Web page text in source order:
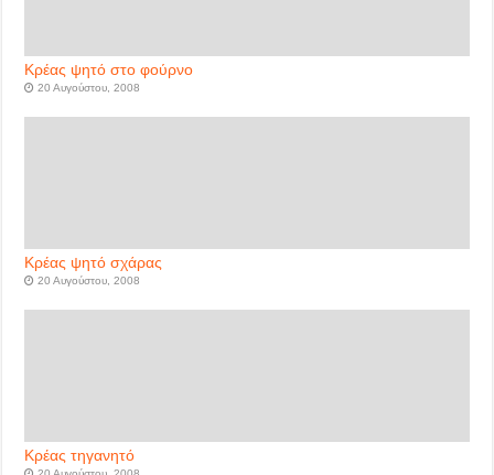
Κρέας ψητό στο φούρνο
20 Αυγούστου, 2008
Κρέας ψητό σχάρας
20 Αυγούστου, 2008
Κρέας τηγανητό